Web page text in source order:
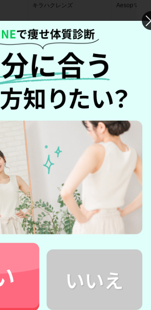
キラハクレンズ Aesopマウ
5,480円（初回価格100円）
9,980円
30包（1ヶ月分）
税込） 約183円（定期購入の場合） －
シメン－5－オール
メントール
グリチルレチン酸
クローブの芽
スペアミン
公式サイト 公式サイト
、キラハクレンズの通常価格は9,980円とや
ます。しかし定期購入で注文した場合は、
円で購入できるためオトクです。さらに
引の100円で手に入るのは、大きな魅力と
入限定となるため、気になる人は公式サイ